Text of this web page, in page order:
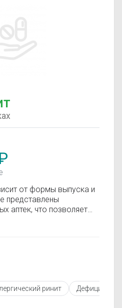
от формы выпуска и
представлены
аптек, что позволяет
Карнивит по
ознакомиться с
показаниями и
При необходимости вы
Карнивит с
ринит Дефицит